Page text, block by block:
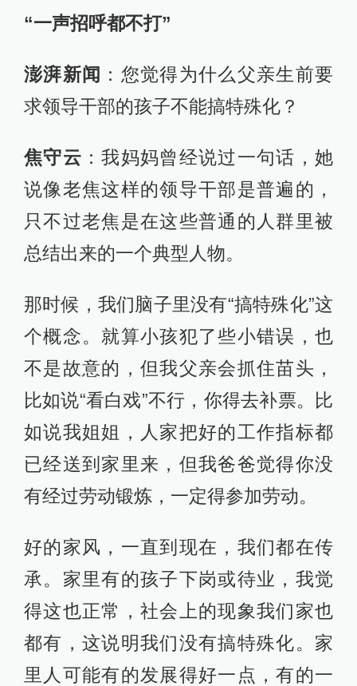
“一声招呼都不打”
澎湃新闻 ：您觉得为什么父亲生前要
求领导干部的孩子不能搞特殊化？
焦守云 ：我妈妈曾经说过一句话，她
说像老焦这样的领导干部是普遍的，
只不过老焦是在这些普通的人群里被
总结出来的一个典型人物。
那时候，我们脑子里没有“搞特殊化”这
个概念。就算小孩犯了些小错误，也
不是故意的，但我父亲会抓住苗头，
比如说“看白戏”不行，你得去补票。比
如说我姐姐，人家把好的工作指标都
已经送到家里来，但我爸爸觉得你没
有经过劳动锻炼，一定得参加劳动。
好的家风，一直到现在，我们都在传
承。家里有的孩子下岗或待业，我觉
得这也正常，社会上的现象我们家也
都有，这说明我们没有搞特殊化。家
里人可能有的发展得好一点，有的一